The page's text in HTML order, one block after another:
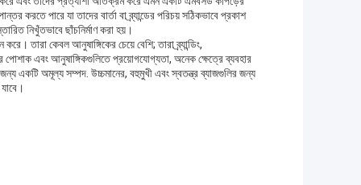
করতে পারে যা তাদের বার্তা বা ব্র্যান্ডের পরিচয় সঠিকভাবে প্রকাশ
নিখুঁতভাবে ছাঁচনির্মাণ করা হয়।
তারা কেবল আনুষাঙ্গিকের চেয়ে বেশি; তারা ব্র্যান্ডিং,
পোশাক এবং আনুষাঙ্গিকগুলিতে প্রয়োগযোগ্যতা, অনেক ক্ষেত্রে ব্যবহার
একটি অমূল্য সম্পদ. উচ্চমানের, বহুমুখী এবং স্বতন্ত্র ব্যাজগুলির জন্য